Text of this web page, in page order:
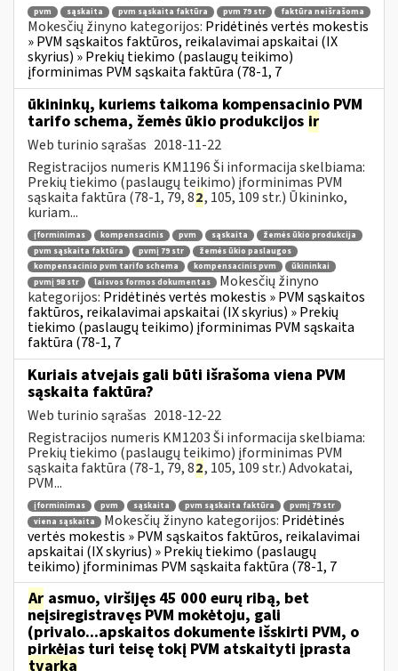
pvm sąskaita pvm sąskaita faktūra pvm 79 str faktūra neišrašoma
Mokesčių žinyno kategorijos: Pridėtinės vertės mokestis
» PVM sąskaitos faktūros, reikalavimai apskaitai (IX
skyrius) » Prekių tiekimo (paslaugų teikimo)
įforminimas PVM sąskaita faktūra (78-1, 7
ūkininkų, kuriems taikoma kompensacinio PVM
tarifo schema, žemės ūkio produkcijos ir
Web turinio sąrašas 2018-11-22
Registracijos numeris KM1196 Ši informacija skelbiama:
Prekių tiekimo (paslaugų teikimo) įforminimas PVM
sąskaita faktūra (78-1, 79, 82, 105, 109 str.) Ūkininko,
kuriam...
įforminimas kompensacinis pvm sąskaita
žemės ūkio produkcija
pvm sąskaita faktūra
pvmį 79 str
žemės ūkio paslaugos
kompensacinio pvm tarifo schema
kompensacinis pvm
ūkininkai
pvmį 98 str
laisvos formos dokumentas
Mokesčių žinyno
kategorijos: Pridėtinės vertės mokestis » PVM sąskaitos
faktūros, reikalavimai apskaitai (IX skyrius) » Prekių
tiekimo (paslaugų teikimo) įforminimas PVM sąskaita
faktūra (78-1, 7
Kuriais atvejais gali būti išrašoma viena PVM
sąskaita faktūra?
Web turinio sąrašas 2018-12-22
Registracijos numeris KM1203 Ši informacija skelbiama:
Prekių tiekimo (paslaugų teikimo) įforminimas PVM
sąskaita faktūra (78-1, 79, 82, 105, 109 str.) Advokatai,
PVM...
įforminimas pvm sąskaita pvm sąskaita faktūra
pvmį 79 str
viena sąskaita
Mokesčių žinyno kategorijos: Pridėtinės
vertės mokestis » PVM sąskaitos faktūros, reikalavimai
apskaitai (IX skyrius) » Prekių tiekimo (paslaugų
teikimo) įforminimas PVM sąskaita faktūra (78-1, 7
Ar asmuo, viršijęs 45 000 eurų ribą, bet
neįsiregistravęs PVM mokėtoju, gali
(privalo...apskaitos dokumente išskirti PVM, o
pirkėjas turi teisę tokį PVM atskaityti įprasta
tvarka